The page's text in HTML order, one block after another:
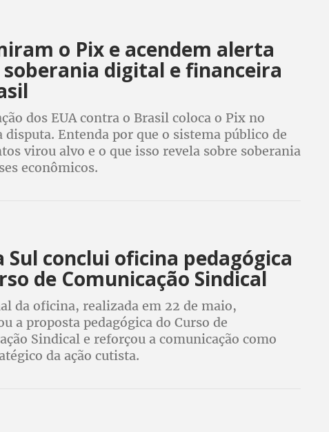
o Pix e acendem alerta
soberania digital e financeira
dos EUA contra o Brasil coloca o Pix no
disputa. Entenda por que o sistema público de
virou alvo e o que isso revela sobre soberania
econômicos.
Sul conclui oficina pedagógica
de Comunicação Sindical
da oficina, realizada em 22 de maio,
a proposta pedagógica do Curso de
Sindical e reforçou a comunicação como
da ação cutista.